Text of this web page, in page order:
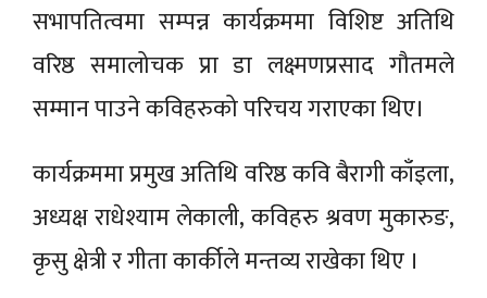
सभापतित्वमा सम्पन्न कार्यक्रममा विशिष्ट अतिथि
वरिष्ठ समालोचक प्रा डा लक्ष्मणप्रसाद गौतमले
सम्मान पाउने कविहरुको परिचय गराएका थिए।
कार्यक्रममा प्रमुख अतिथि वरिष्ठ कवि बैरागी काँइला,
अध्यक्ष राधेश्याम लेकाली, कविहरु श्रवण मुकारुङ,
कृसु क्षेत्री र गीता कार्कीले मन्तव्य राखेका थिए ।